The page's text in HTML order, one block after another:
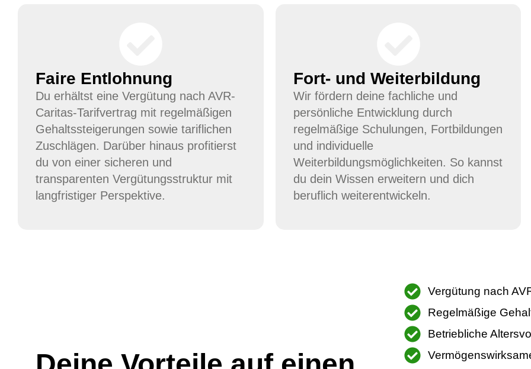
Faire Entlohnung
Du erhältst eine Vergütung nach AVR-
Caritas-Tarifvertrag mit regelmäßigen
Gehaltssteigerungen sowie tariflichen
Zuschlägen. Darüber hinaus profitierst
du von einer sicheren und
transparenten Vergütungsstruktur mit
langfristiger Perspektive.
Fort- und Weiterbildung
Wir fördern deine fachliche und
persönliche Entwicklung durch
regelmäßige Schulungen, Fortbildungen
und individuelle
Weiterbildungsmöglichkeiten. So kannst
du dein Wissen erweitern und dich
beruflich weiterentwickeln.
Vergütung nach
Regelmäßige
Betriebliche